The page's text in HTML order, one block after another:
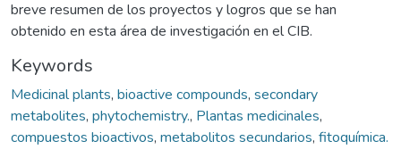
breve resumen de los proyectos y logros que se han
obtenido en esta área de investigación en el CIB.
Keywords
Medicinal plants, bioactive compounds, secondary
metabolites, phytochemistry., Plantas medicinales,
compuestos bioactivos, metabolitos secundarios, fitoquímica.